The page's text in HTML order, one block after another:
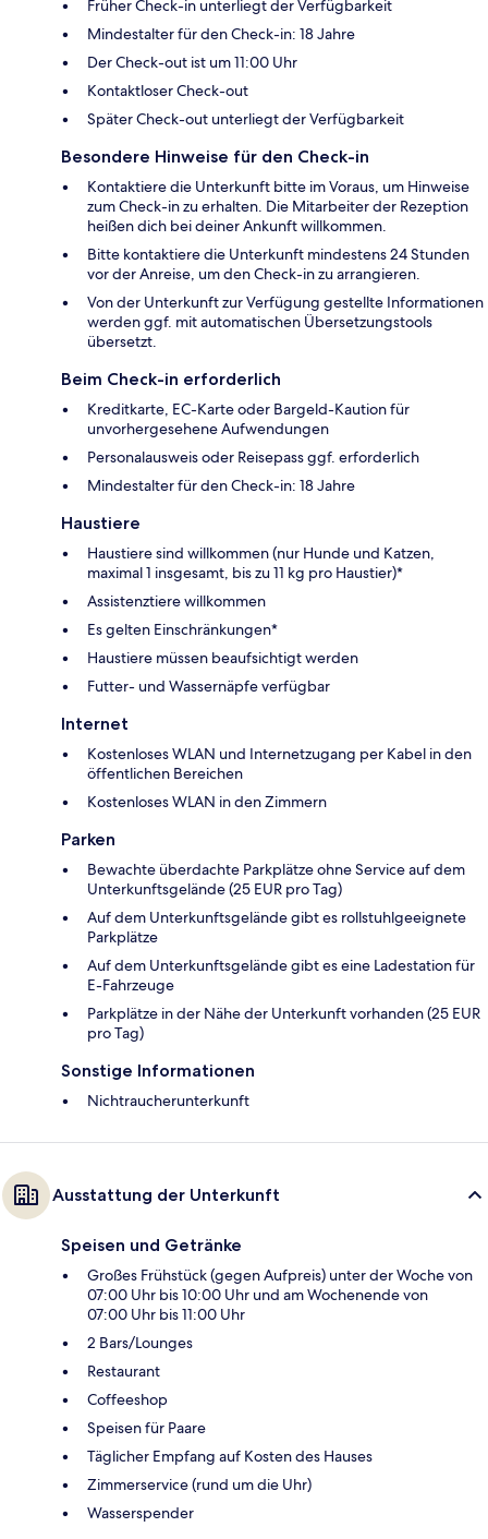
Früher Check-in unterliegt der Verfügbarkeit
Mindestalter für den Check-in: 18 Jahre
Der Check-out ist um 11:00 Uhr
Kontaktloser Check-out
Später Check-out unterliegt der Verfügbarkeit
Besondere Hinweise für den Check-in
Kontaktiere die Unterkunft bitte im Voraus, um Hinweise
zum Check-in zu erhalten. Die Mitarbeiter der Rezeption
heißen dich bei deiner Ankunft willkommen.
Bitte kontaktiere die Unterkunft mindestens 24 Stunden
vor der Anreise, um den Check-in zu arrangieren.
Von der Unterkunft zur Verfügung gestellte Informationen
werden ggf. mit automatischen Übersetzungstools
übersetzt.
Beim Check-in erforderlich
Kreditkarte, EC-Karte oder Bargeld-Kaution für
unvorhergesehene Aufwendungen
Personalausweis oder Reisepass ggf. erforderlich
Mindestalter für den Check-in: 18 Jahre
Haustiere
Haustiere sind willkommen (nur Hunde und Katzen,
maximal 1 insgesamt, bis zu 11 kg pro Haustier)*
Assistenztiere willkommen
Es gelten Einschränkungen*
Haustiere müssen beaufsichtigt werden
Futter- und Wassernäpfe verfügbar
Internet
Kostenloses WLAN und Internetzugang per Kabel in den
öffentlichen Bereichen
Kostenloses WLAN in den Zimmern
Parken
Bewachte überdachte Parkplätze ohne Service auf dem
Unterkunftsgelände (25 EUR pro Tag)
Auf dem Unterkunftsgelände gibt es rollstuhlgeeignete
Parkplätze
Auf dem Unterkunftsgelände gibt es eine Ladestation für
E-Fahrzeuge
Parkplätze in der Nähe der Unterkunft vorhanden (25 EUR
pro Tag)
Sonstige Informationen
Nichtraucherunterkunft
Ausstattung der Unterkunft
Speisen und Getränke
Großes Frühstück (gegen Aufpreis) unter der Woche von
07:00 Uhr bis 10:00 Uhr und am Wochenende von
07:00 Uhr bis 11:00 Uhr
2 Bars/Lounges
Restaurant
Coffeeshop
Speisen für Paare
Täglicher Empfang auf Kosten des Hauses
Zimmerservice (rund um die Uhr)
Wasserspender